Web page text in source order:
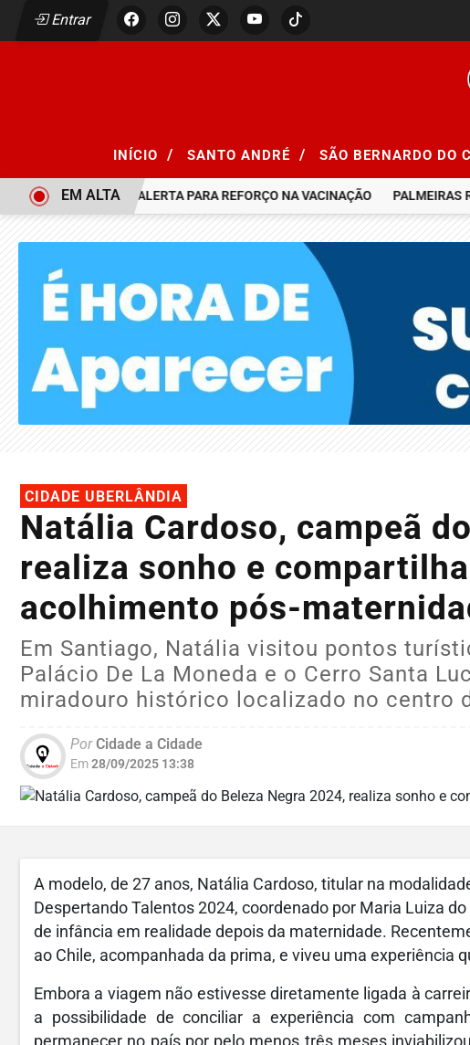
Entrar
INÍCIO / SANTO ANDRÉ / SÃO BERNARDO DO
SÃO PAULO ALERTA PARA REFORÇO NA VACINAÇÃO PALMEIRAS
EM ALTA
CIDADE UBERLÂNDIA
Natália Cardoso, campeã
realiza sonho e
acolhimento pós-
Em Santiago, Natália visitou pontos
Palácio De La Moneda e o Cerro Santa
miradouro histórico localizado no centro
PorCidade a Cidade
Em28/09/2025 13:38
A modelo, de 27 anos, Natália Cardoso, titular na
Despertando Talentos 2024, coordenado por Maria Luiza
de infância em realidade depois da maternidade.
ao Chile, acompanhada da prima, e viveu uma experiência
Embora a viagem não estivesse diretamente ligada à
a possibilidade de conciliar a experiência com